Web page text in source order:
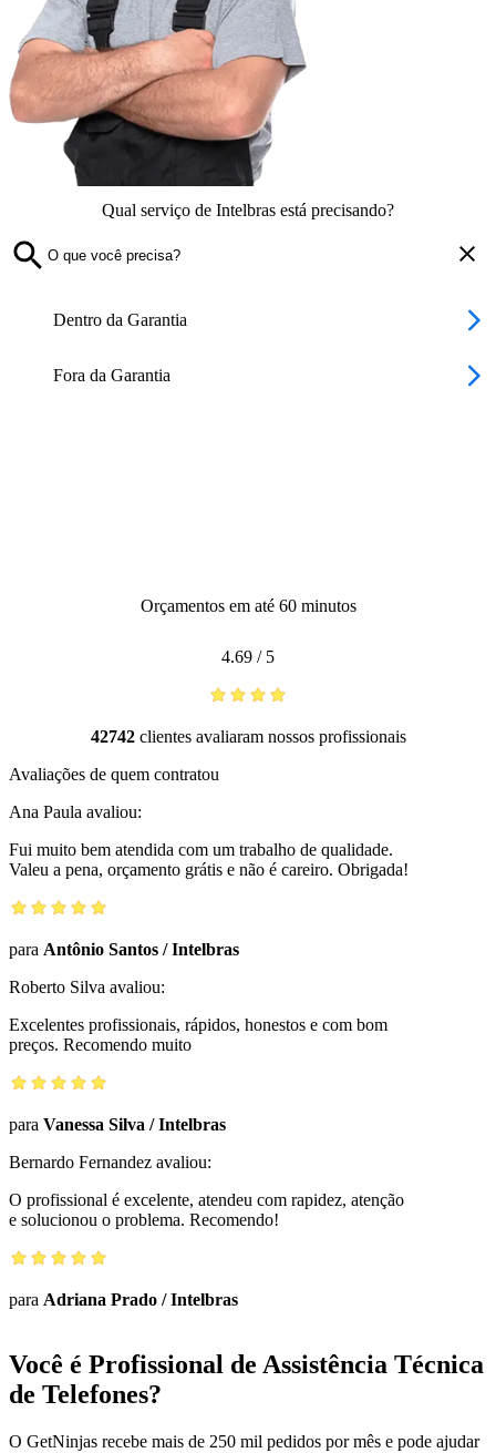
Qual serviço de Intelbras está precisando?
Dentro da Garantia
Fora da Garantia
Orçamentos em até 60 minutos
4.69 / 5
42742clientes avaliaram nossos profissionais
Avaliações de quem contratou
Ana Paula avaliou:
Fui muito bem atendida com um trabalho de qualidade.
Valeu a pena, orçamento grátis e não é careiro. Obrigada!
para Antônio Santos /Intelbras
Roberto Silva avaliou:
Excelentes profissionais, rápidos, honestos e com bom
preços. Recomendo muito
para Vanessa Silva /Intelbras
Bernardo Fernandez avaliou:
O profissional é excelente, atendeu com rapidez, atenção
e solucionou o problema. Recomendo!
para Adriana Prado /Intelbras
Você é Profissional de Assistência Técnica
de Telefones?
O GetNinjas recebe mais de 250 mil pedidos por mês e pode ajudar